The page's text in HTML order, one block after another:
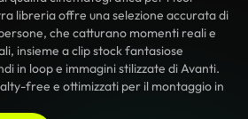
libreria offre una selezione accurata di
che catturano momenti reali e
insieme a clip stock fantasiose
in loop e immagini stilizzate di Avanti.
free e ottimizzati per il montaggio in